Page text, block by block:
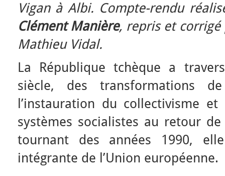
Vigan à Albi. Compte-rendu
Clément Manière, repris et corrigé
Mathieu Vidal.
La République tchèque a
siècle, des transformations
l’instauration du collectivisme
systèmes socialistes au retour
tournant des années 1990,
intégrante de l’Union européenne.